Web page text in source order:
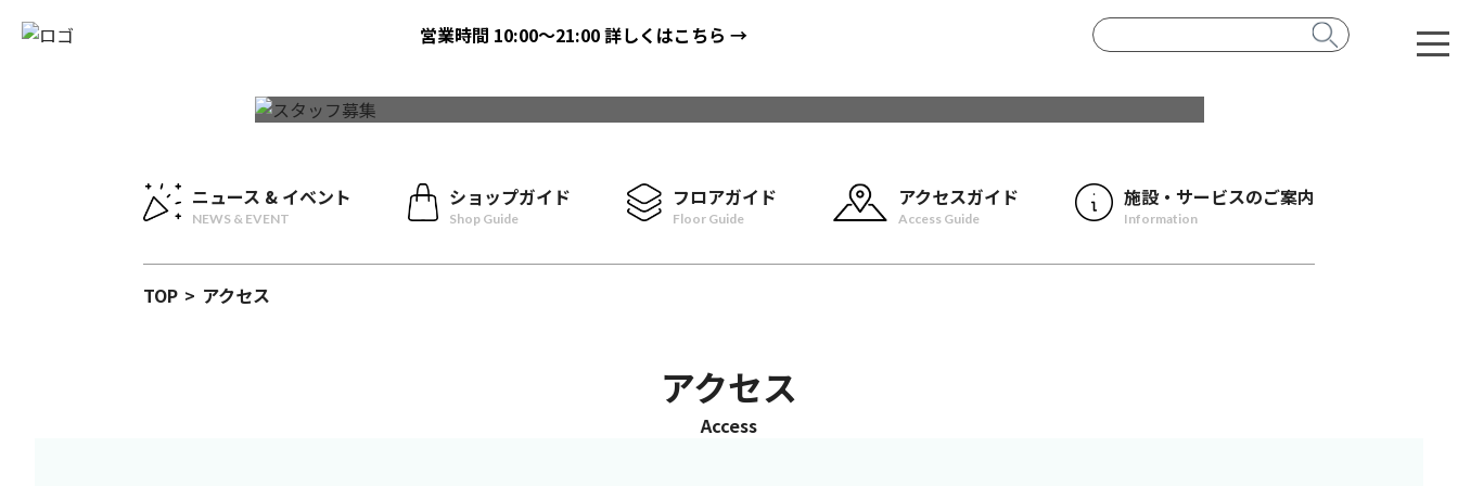
営業時間 10:00〜21:00詳しくはこちら →
ニュース & イベント
NEWS & EVENT
ショップガイド
Shop Guide
フロアガイド
Floor Guide
アクセスガイド
Access Guide
施設・サービスのご案内
Information
TOP > アクセス
アクセス
Access